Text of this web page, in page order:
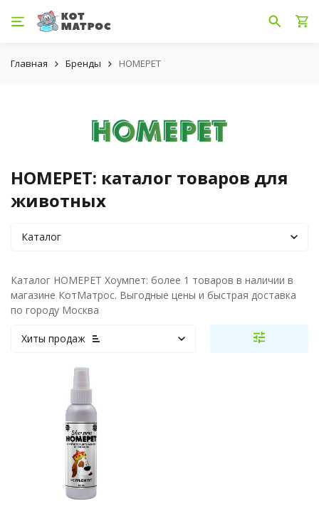
Главная Бренды HOMEPET
HOMEPET: каталог товаров для
животных
Каталог
Каталог HOMEPET Хоумпет: более 1 товаров в наличии в
магазине КотМатрос. Выгодные цены и быстрая доставка
по городу Москва
Хиты продаж